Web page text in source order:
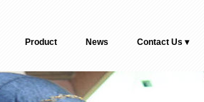
Product News Contact Us ▾